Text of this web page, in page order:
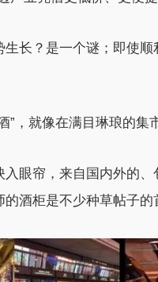
长？是一个谜；即使
”，就像在满目琳琅的集
眼帘，来自国内外的
酒柜是不少种草帖子的